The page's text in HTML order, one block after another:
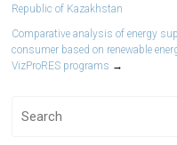
Republic of Kazakhstan
Comparative analysis of energy
consumer based on renewable
VizProRES programs →